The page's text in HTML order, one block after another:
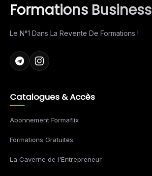
Formations Business
Le N°1 Dans La Revente De Formations !
Catalogues & Accès
Abonnement Formaflix
Formations Gratuites
La Caverne de l'Entrepreneur